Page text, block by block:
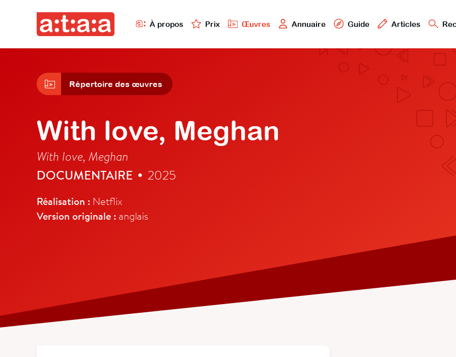
À propos Prix Œuvres Annuaire Guide Articles
Répertoire des œuvres
With love, Meghan
With love, Meghan
DOCUMENTAIRE • 2025
Réalisation : Netflix
Version originale : anglais